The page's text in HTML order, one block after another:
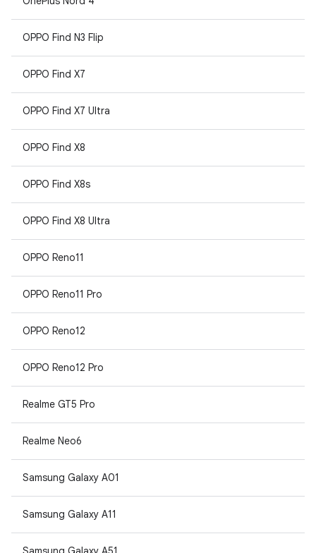
OPPO Find N3 Flip
OPPO Find X7
OPPO Find X7 Ultra
OPPO Find X8
OPPO Find X8s
OPPO Find X8 Ultra
OPPO Reno11
OPPO Reno11 Pro
OPPO Reno12
OPPO Reno12 Pro
Realme GT5 Pro
Realme Neo6
Samsung Galaxy A01
Samsung Galaxy A11